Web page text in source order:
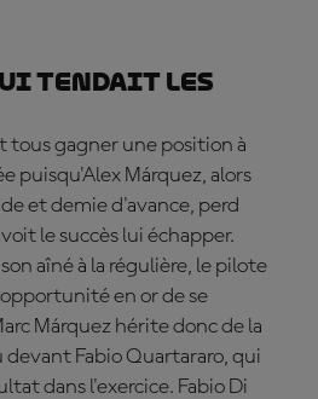
tendait les
tous gagner une position à
puisqu'Alex Márquez, alors
et demie d'avance, perd
le succès lui échapper.
aîné à la régulière, le pilote
en or de se
Márquez hérite donc de la
Fabio Quartararo, qui
dans l'exercice. Fabio Di